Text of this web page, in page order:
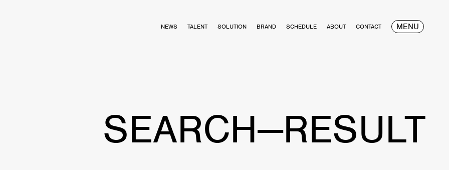
NEWS TALENT SOLUTION BRAND SCHEDULE ABOUT CONTACT MENU
SEARCH—RESULT